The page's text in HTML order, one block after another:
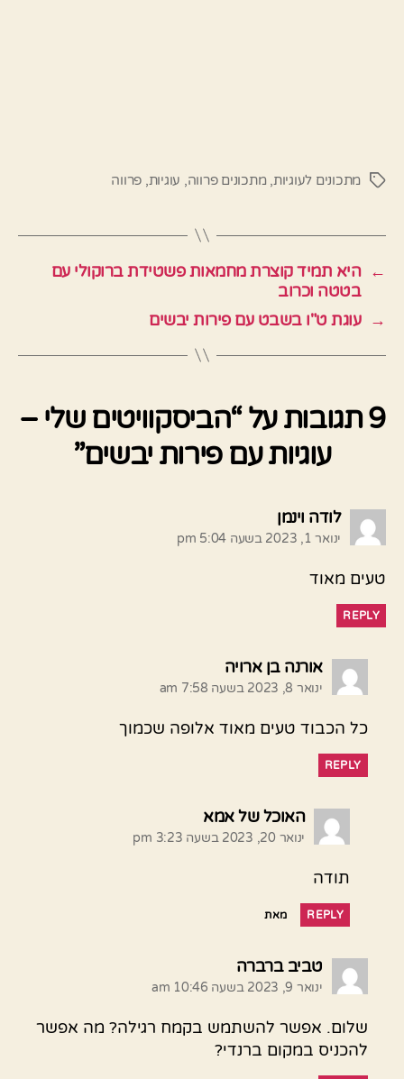
תגיותמתכונים לעוגיות,מתכונים פרווה, עוגיות, פרווה
← היא תמיד קוצרת מחמאות פשטידת ברוקולי עם
בטטה וכרוב
→ עוגת ט"ו בשבט עם פירות יבשים
9 תגובות על “הביסקוויטים שלי –
עוגיות עם פירות יבשים”
לודה וינמן
ינואר 1, 2023 בשעה 5:04 pm
טעים מאוד
REPLY
אורנה בן ארויה
ינואר 8, 2023 בשעה 7:58 am
כל הכבוד טעים מאוד אלופה שכמוך
REPLY
האוכל של אמאאומר:
ינואר 20, 2023 בשעה 3:23 pm
תודה
REPLY מאת
טביב ברברה
ינואר 9, 2023 בשעה 10:46 am
שלום. אפשר להשתמש בקמח רגילה? מה אפשר
להכניס במקום ברנדי?